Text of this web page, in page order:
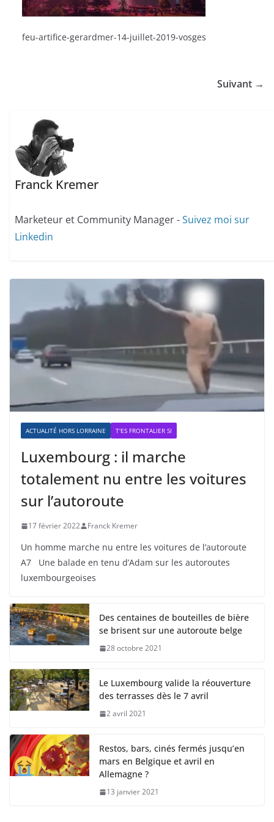
feu-artifice-gerardmer-14-juillet-2019-vosges
Suivant →
Franck Kremer
Marketeur et Community Manager -Suivez moi sur
Linkedin
ACTUALITÉ HORS LORRAINE T'ES FRONTALIER SI
Luxembourg : il marche
totalement nu entre les voitures
sur l’autoroute
17 février 2022 Franck Kremer
Un homme marche nu entre les voitures de l’autoroute
A7 Une balade en tenu d’Adam sur les autoroutes
luxembourgeoises
Des centaines de bouteilles de bière
se brisent sur une autoroute belge
28 octobre 2021
Le Luxembourg valide la réouverture
des terrasses dès le 7 avril
2 avril 2021
Restos, bars, cinés fermés jusqu’en
mars en Belgique et avril en
Allemagne ?
13 janvier 2021